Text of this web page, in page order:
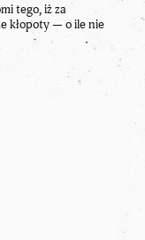
tego, iż za
kłopoty — o ile nie